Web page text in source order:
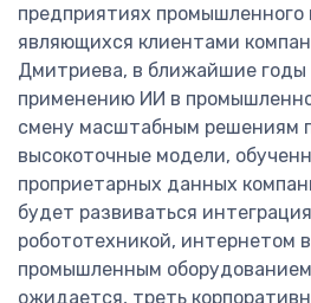
предприятиях промышленного
являющихся клиентами
Дмитриева, в ближайшие годы
применению ИИ в
смену масштабным решениям
высокоточные модели,
проприетарных данных
будет развиваться
робототехникой, интернетом
промышленным
ожидается, треть